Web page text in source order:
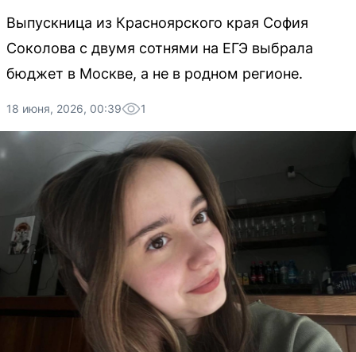
Выпускница из Красноярского края София
Соколова с двумя сотнями на ЕГЭ выбрала
бюджет в Москве, а не в родном регионе.
18 июня, 2026, 00:39 1